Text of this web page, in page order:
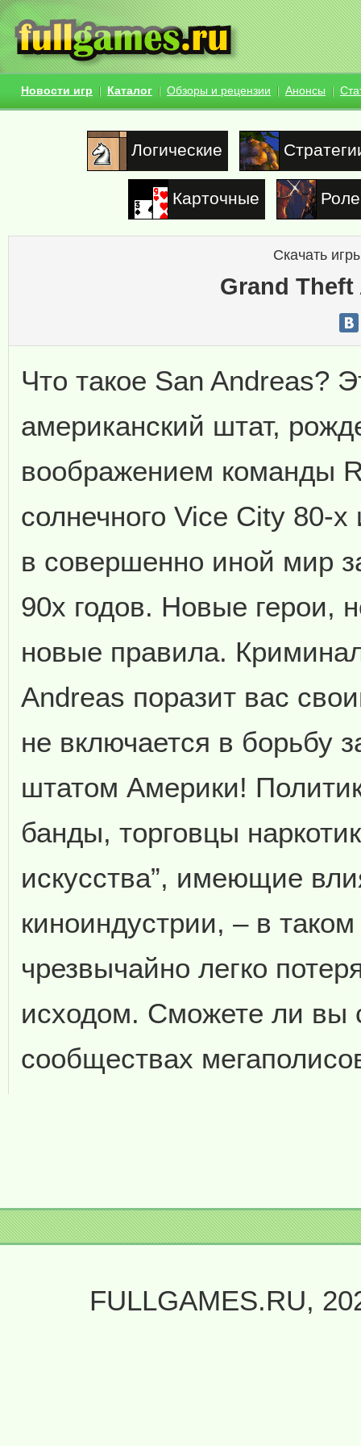
Новости игр Каталог Обзоры и рецензии Анонсы
Логические
Карточные
Скачать
Grand
Что такое San Andreas?
американский штат,
воображением команды
солнечного Vice City 80-х
в совершенно иной мир
90х годов. Новые герои,
новые правила.
Andreas поразит вас
не включается в борьбу
штатом Америки!
банды, торговцы
искусства”, имеющие
киноиндустрии, – в
чрезвычайно легко
исходом. Сможете ли вы
сообществах
FULLGAMES.RU,